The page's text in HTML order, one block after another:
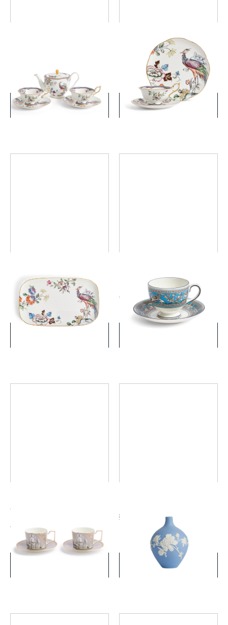
￥45,100 (税込)
詳細を見る
ワンダーラスト フォーチュ
ン カップ&ソーサー+プレー
ト 21cmセット
(税込)
詳細を見る
ワンダーラスト フォーチュ
ン サンドイッチトレイ
￥16,500 (税込)
フロレンティーン ターコイ
ズ ティーカップ&ソーサー
(リー)
￥22,000 (税込)
ルネッサンス グレイ ティー
ペア
￥35,200 (税込)
挿し
(税込)
詳細を見る